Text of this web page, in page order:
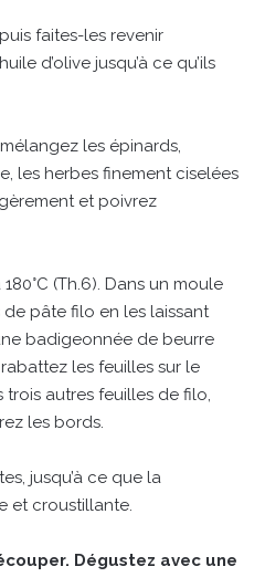
faites-les revenir
d’olive jusqu’à ce qu’ils
les épinards,
les herbes finement ciselées
et poivrez
(Th.6). Dans un moule
pâte filo en les laissant
badigeonnée de beurre
les feuilles sur le
trois autres feuilles de filo,
les bords.
jusqu’à ce que la
et croustillante.
Dégustez avec une